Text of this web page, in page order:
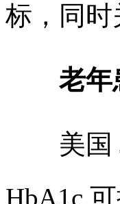
标，同
老年患
美国
HbA1c